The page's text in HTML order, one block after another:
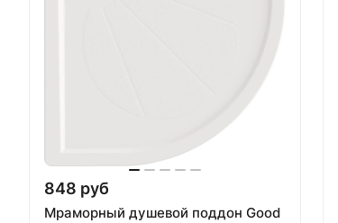
848 руб
Мраморный душевой поддон Good